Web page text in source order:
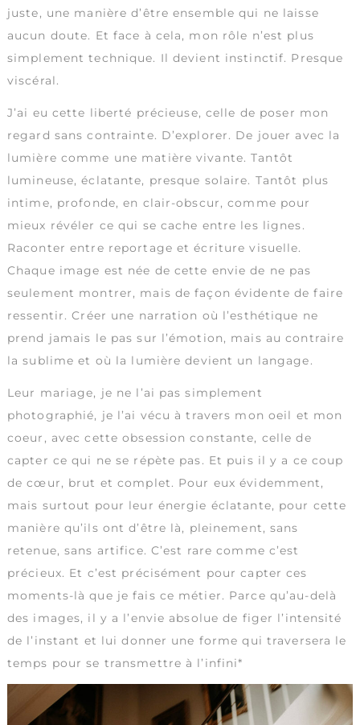
juste, une manière d’être ensemble qui ne laisse
aucun doute. Et face à cela, mon rôle n’est plus
simplement technique. Il devient instinctif. Presque
viscéral.
J’ai eu cette liberté précieuse, celle de poser mon
regard sans contrainte. D’explorer. De jouer avec la
lumière comme une matière vivante. Tantôt
lumineuse, éclatante, presque solaire. Tantôt plus
intime, profonde, en clair-obscur, comme pour
mieux révéler ce qui se cache entre les lignes.
Raconter entre reportage et écriture visuelle.
Chaque image est née de cette envie de ne pas
seulement montrer, mais de façon évidente de faire
ressentir. Créer une narration où l’esthétique ne
prend jamais le pas sur l’émotion, mais au contraire
la sublime et où la lumière devient un langage.
Leur mariage, je ne l’ai pas simplement
photographié, je l’ai vécu à travers mon oeil et mon
coeur, avec cette obsession constante, celle de
capter ce qui ne se répète pas. Et puis il y a ce coup
de cœur, brut et complet. Pour eux évidemment,
mais surtout pour leur énergie éclatante, pour cette
manière qu’ils ont d’être là, pleinement, sans
retenue, sans artifice. C’est rare comme c’est
précieux. Et c’est précisément pour capter ces
moments-là que je fais ce métier. Parce qu’au-delà
des images, il y a l’envie absolue de figer l’intensité
de l’instant et lui donner une forme qui traversera le
temps pour se transmettre à l’infini*